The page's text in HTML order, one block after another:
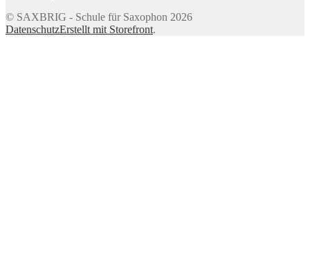
© SAXBRIG - Schule für Saxophon 2026
DatenschutzErstellt mit Storefront.